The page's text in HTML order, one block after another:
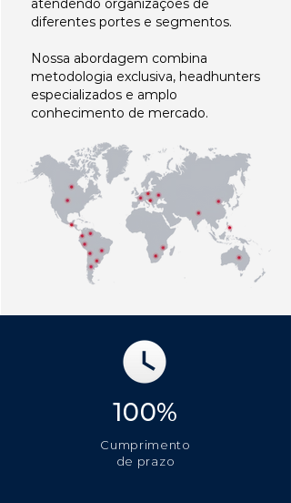
atendendo organizações de
diferentes portes e segmentos.
Nossa abordagem combina
metodologia exclusiva, headhunters
especializados e amplo
conhecimento de mercado.
100%
Cumprimento
de prazo